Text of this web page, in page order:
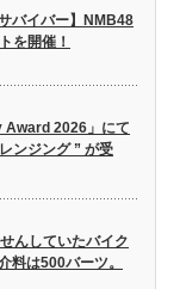
バイバー】NMB48
を開催！
Award 2026」にて
ンジング ” が受
んしていたバイク
料は500バーツ。